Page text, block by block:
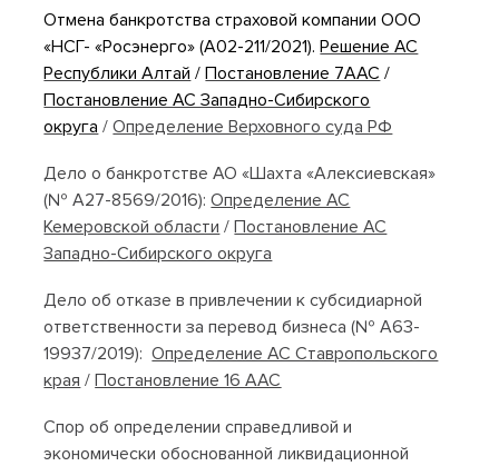
Отмена банкротства страховой компании ООО
«НСГ- «Росэнерго» (А02-211/2021).Решение АС
Республики Алтай /Постановление 7ААС /
Постановление АС Западно-Сибирского
округа /Определение Верховного суда РФ
Дело о банкротстве АО «Шахта «Алексиевская»
(№ А27-8569/2016):Определение АС
Кемеровской области /Постановление АС
Западно-Сибирского округа
Дело об отказе в привлечении к субсидиарной
ответственности за перевод бизнеса (№ А63-
19937/2019):Определение АС Ставропольского
края /Постановление 16 ААС
Спор об определении справедливой и
экономически обоснованной ликвидационной